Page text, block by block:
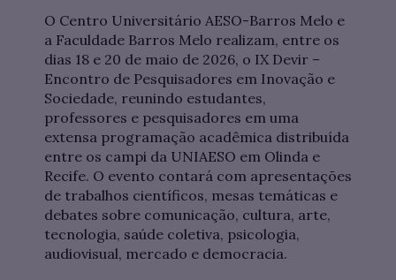
O Centro Universitário AESO-Barros Melo e
a Faculdade Barros Melo realizam, entre os
dias 18 e 20 de maio de 2026, o IX Devir –
Encontro de Pesquisadores em Inovação e
Sociedade, reunindo estudantes,
professores e pesquisadores em uma
extensa programação acadêmica distribuída
entre os campi da UNIAESO em Olinda e
Recife. O evento contará com apresentações
de trabalhos científicos, mesas temáticas e
debates sobre comunicação, cultura, arte,
tecnologia, saúde coletiva, psicologia,
audiovisual, mercado e democracia.